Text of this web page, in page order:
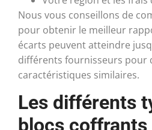
Nous vous conseillons de
pour obtenir le meilleur
écarts peuvent atteindre
différents fournisseurs pour
caractéristiques similaires.
Les différents
blocs coffrants